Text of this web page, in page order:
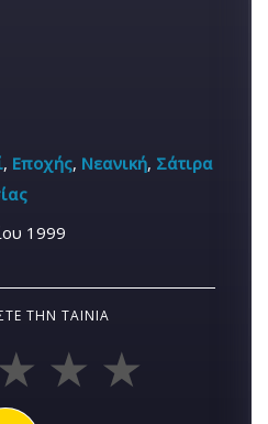
, Εποχής, Νεανική, Σάτιρα
1999
ΤΗΝ ΤΑΙΝΊΑ